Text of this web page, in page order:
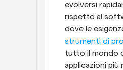
evolversi
rispetto al
strumenti di
tutto il mondo
applicazioni più